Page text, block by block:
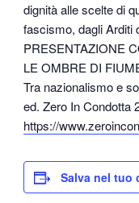
dignità alle scelte di
fascismo, dagli Arditi
PRESENTAZIONE
LE OMBRE DI
Tra nazionalismo e
ed. Zero In Condotta
https://
Salva nel tuo